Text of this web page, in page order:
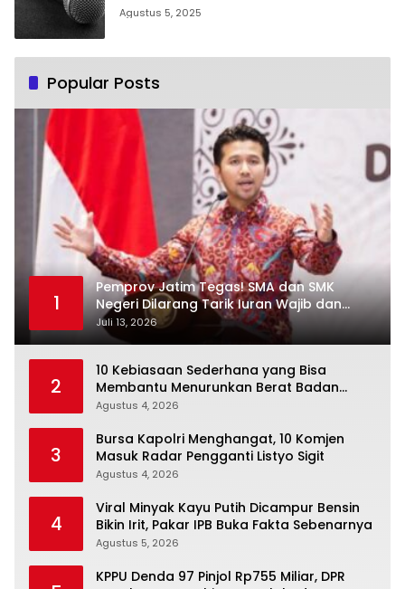
Agustus 5, 2025
Popular Posts
1
Pemprov Jatim Tegas! SMA dan SMK
Negeri Dilarang Tarik Iuran Wajib dan
Paksa Beli Seragam
Juli 13, 2026
2
10 Kebiasaan Sederhana yang Bisa
Membantu Menurunkan Berat Badan
Secara Konsisten
Agustus 4, 2026
3
Bursa Kapolri Menghangat, 10 Komjen
Masuk Radar Pengganti Listyo Sigit
Agustus 4, 2026
4
Viral Minyak Kayu Putih Dicampur Bensin
Bikin Irit, Pakar IPB Buka Fakta Sebenarnya
Agustus 5, 2026
KPPU Denda 97 Pinjol Rp755 Miliar, DPR